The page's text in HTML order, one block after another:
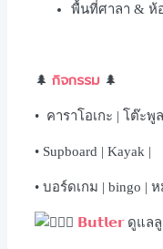
พื้นที่ศาลา & ห้
🌲 กิจกรรม 🌲
• คาราโอเกะ | โต๊ะพู
• Supboard | Kayak |
• บอร์ดเกม | bingo |
𝗕𝘂𝘁𝗹𝗲𝗿ดูแลลู